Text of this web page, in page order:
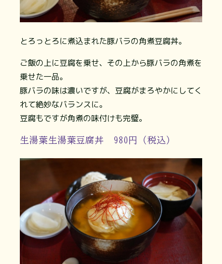
とろっとろに煮込まれた豚バラの角煮豆腐丼。
ご飯の上に豆腐を乗せ、その上から豚バラの角煮を
乗せた一品。
豚バラの味は濃いですが、豆腐がまろやかにしてく
れて絶妙なバランスに。
豆腐もですが角煮の味付けも完璧。
生湯葉生湯葉豆腐丼 980円（税込）